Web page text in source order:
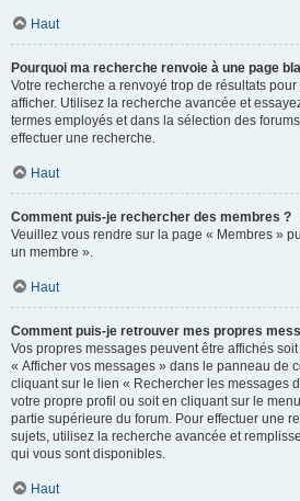
Haut
Pourquoi ma recherche renvoie à une page
Votre recherche a renvoyé trop de résultats
afficher. Utilisez la recherche avancée et
termes employés et dans la sélection des
effectuer une recherche.
Haut
Comment puis-je rechercher des membres ?
Veuillez vous rendre sur la page « Membres »
un membre ».
Haut
Comment puis-je retrouver mes propres
Vos propres messages peuvent être affichés
« Afficher vos messages » dans le panneau de
cliquant sur le lien « Rechercher les messages
votre propre profil ou soit en cliquant sur le
partie supérieure du forum. Pour effectuer une
sujets, utilisez la recherche avancée et
qui vous sont disponibles.
Haut